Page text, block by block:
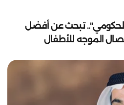
الحكومي".. تبحث عن أفضل
الموجه للأطفال